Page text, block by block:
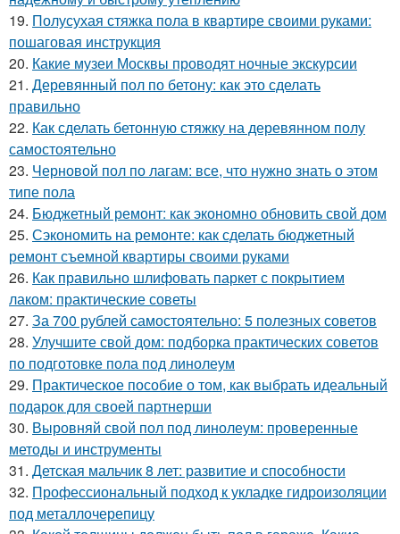
19. Полусухая стяжка пола в квартире своими руками:
пошаговая инструкция
20. Какие музеи Москвы проводят ночные экскурсии
21. Деревянный пол по бетону: как это сделать
правильно
22. Как сделать бетонную стяжку на деревянном полу
самостоятельно
23. Черновой пол по лагам: все, что нужно знать о этом
типе пола
24. Бюджетный ремонт: как экономно обновить свой дом
25. Сэкономить на ремонте: как сделать бюджетный
ремонт съемной квартиры своими руками
26. Как правильно шлифовать паркет с покрытием
лаком: практические советы
27. За 700 рублей самостоятельно: 5 полезных советов
28. Улучшите свой дом: подборка практических советов
по подготовке пола под линолеум
29. Практическое пособие о том, как выбрать идеальный
подарок для своей партнерши
30. Выровняй свой пол под линолеум: проверенные
методы и инструменты
31. Детская мальчик 8 лет: развитие и способности
32. Профессиональный подход к укладке гидроизоляции
под металлочерепицу